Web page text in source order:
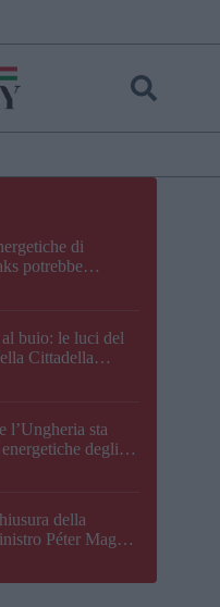
di
potrebbe
buio: le luci del
Cittadella
l’Ungheria sta
degli
della
Péter Magyar